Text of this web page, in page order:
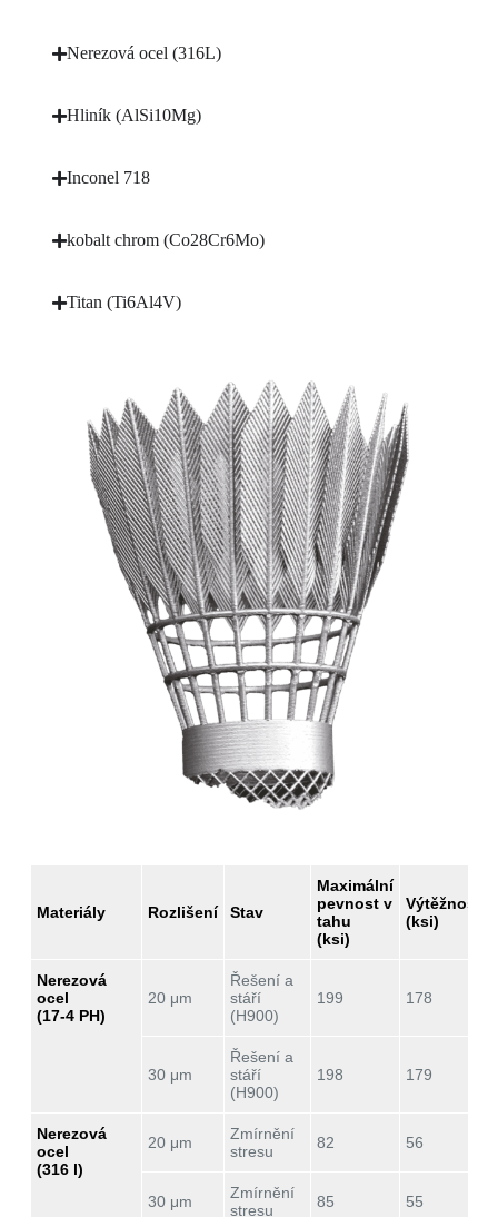
Nerezová ocel (316L)
Hliník (AlSi10Mg)
Inconel 718
kobalt chrom (Co28Cr6Mo)
Titan (Ti6Al4V)
Materiály Rozlišení Stav
Maximální
pevnost v
tahu
(ksi)
Výtěžnost
(ksi)
Nerezová
ocel
(17-4 PH)
20 μm
Řešení a
stáří
(H900)
199 178
30 μm
Řešení a
stáří
(H900)
198 179
Nerezová
ocel
(316 l)
20 μm
Zmírnění
stresu
82 56
30 μm
Zmírnění
stresu
85 55